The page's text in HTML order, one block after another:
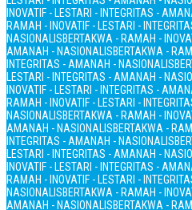
INOVATIF - LESTARI - INTEGRITAS -
RAMAH - INOVATIF - LESTARI -
NASIONALISBERTAKWA - RAMAH -
AMANAH - NASIONALISBERTAKWA -
INTEGRITAS - AMANAH - NASIONALIS
LESTARI - INTEGRITAS - AMANAH -
INOVATIF - LESTARI - INTEGRITAS -
RAMAH - INOVATIF - LESTARI -
NASIONALISBERTAKWA - RAMAH -
AMANAH - NASIONALISBERTAKWA -
INTEGRITAS - AMANAH - NASIONALIS
LESTARI - INTEGRITAS - AMANAH -
INOVATIF - LESTARI - INTEGRITAS -
RAMAH - INOVATIF - LESTARI -
NASIONALISBERTAKWA - RAMAH -
AMANAH - NASIONALISBERTAKWA -